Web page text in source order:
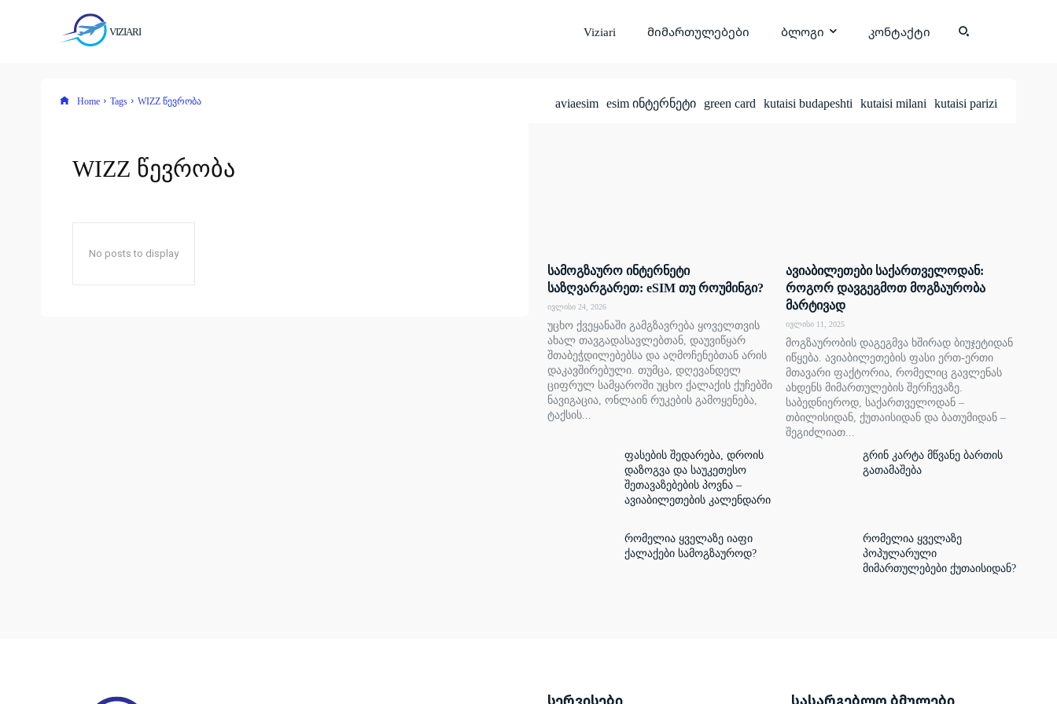
VIZIARI Viziari მიმართულებები ბლოგი კონტაქტი
Home Tags WIZZ წევრობა aviaesim esim ინტერნეტი green card kutaisi budapeshti kutaisi milani kutaisi parizi
WIZZ წევრობა
No posts to display
სამოგზაურო ინტერნეტი
საზღვარგარეთ: eSIM თუ როუმინგი?
ივლისი 24, 2026
უცხო ქვეყანაში გამგზავრება ყოველთვის
ახალ თავგადასავლებთან, დაუვიწყარ
შთაბეჭდილებებსა და აღმოჩენებთან არის
დაკავშირებული. თუმცა, დღევანდელ
ციფრულ სამყაროში უცხო ქალაქის ქუჩებში
ნავიგაცია, ონლაინ რუკების გამოყენება,
ტაქსის...
ავიაბილეთები საქართველოდან:
როგორ დავგეგმოთ მოგზაურობა
მარტივად
ივლისი 11, 2025
მოგზაურობის დაგეგმვა ხშირად ბიუჯეტიდან
იწყება. ავიაბილეთების ფასი ერთ-ერთი
მთავარი ფაქტორია, რომელიც გავლენას
ახდენს მიმართულების შერჩევაზე.
საბედნიეროდ, საქართველოდან –
თბილისიდან, ქუთაისიდან და ბათუმიდან –
შეგიძლიათ...
ფასების შედარება, დროის
დაზოგვა და საუკეთესო
შეთავაზებების პოვნა –
ავიაბილეთების კალენდარი
გრინ კარტა მწვანე ბართის
გათამაშება
რომელია ყველაზე იაფი
ქალაქები სამოგზაუროდ?
რომელია ყველაზე
პოპულარული
მიმართულებები ქუთაისიდან?
სერვისები სასარგებლო ბმულები